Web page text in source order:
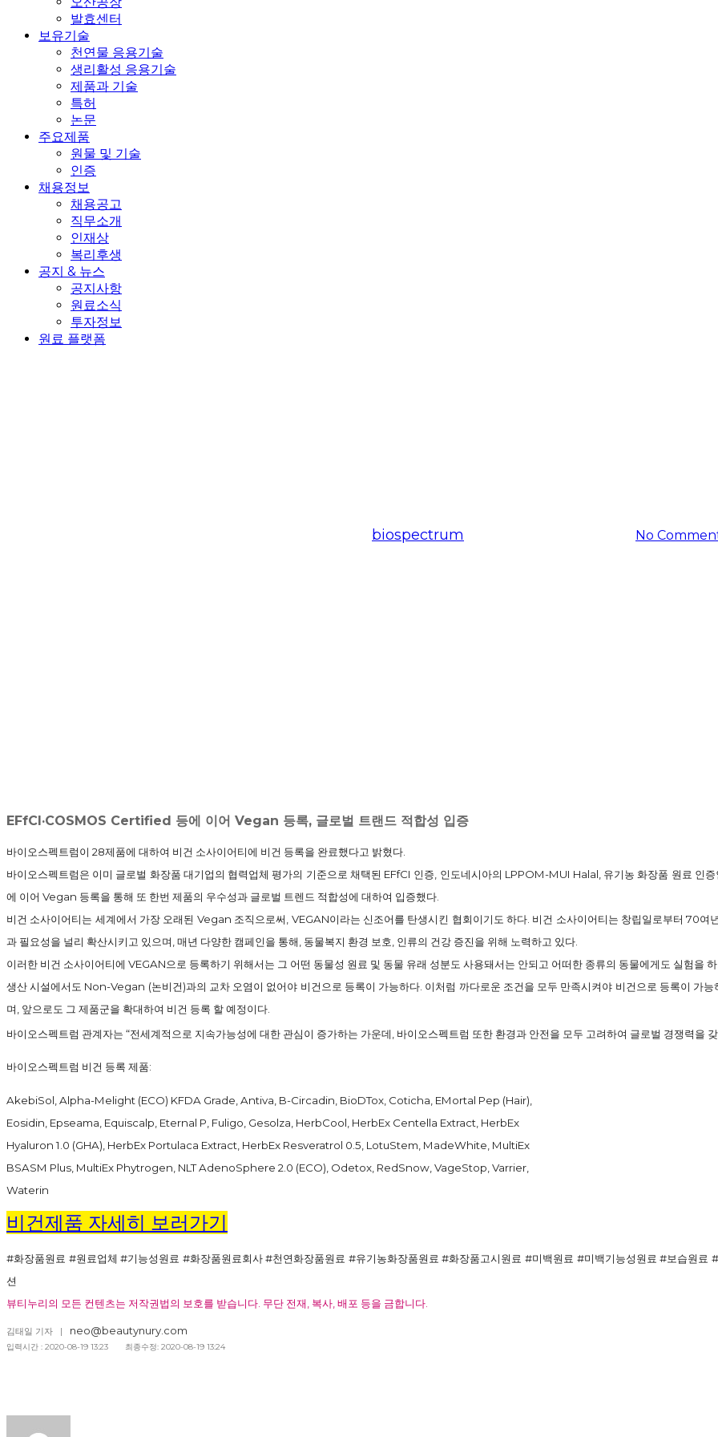
발효센터
보유기술
천연물 응용기술
생리활성 응용기술
제품과 기술
특허
논문
주요제품
원물 및 기술
인증
채용정보
채용공고
직무소개
인재상
복리후생
공지 & 뉴스
공지사항
원료소식
투자정보
원료 플랫폼
biospectrum No
EFfCI·COSMOS Certified 등에 이어 Vegan 등록, 글로벌 트랜드 적합성 입증
바이오스펙트럼이 28제품에 대하여 비건 소사이어티에 비건 등록을 완료했다고 밝혔다.
바이오스펙트럼은 이미 글로벌 화장품 대기업의 협력업체 평가의 기준으로 채택된 EFfCI 인증, 인도네시아의 LPPOM-MUI Halal, 유기농 화장품 원료
에 이어 Vegan 등록을 통해 또 한번 제품의 우수성과 글로벌 트렌드 적합성에 대하여 입증했다.
비건 소사이어티는 세계에서 가장 오래된 Vegan 조직으로써, VEGAN이라는 신조어를 탄생시킨 협회이기도 하다. 비건 소사이어티는 창립일로부터 70여
과 필요성을 널리 확산시키고 있으며, 매년 다양한 캠페인을 통해, 동물복지 환경 보호, 인류의 건강 증진을 위해 노력하고 있다.
이러한 비건 소사이어티에 VEGAN으로 등록하기 위해서는 그 어떤 동물성 원료 및 동물 유래 성분도 사용돼서는 안되고 어떠한 종류의 동물에게도 실험을
생산 시설에서도 Non-Vegan (논비건)과의 교차 오염이 없어야 비건으로 등록이 가능하다. 이처럼 까다로운 조건을 모두 만족시켜야 비건으로 등록이 가
며, 앞으로도 그 제품군을 확대하여 비건 등록 할 예정이다.
바이오스펙트럼 관계자는 “전세계적으로 지속가능성에 대한 관심이 증가하는 가운데, 바이오스펙트럼 또한 환경과 안전을 모두 고려하여 글로벌 경쟁력을
바이오스펙트럼 비건 등록 제품:
AkebiSol, Alpha-Melight (ECO) KFDA Grade, Antiva, B-Circadin, BioDTox, Coticha, EMortal Pep (Hair),
Eosidin, Epseama, Equiscalp, Eternal P, Fuligo, Gesolza, HerbCool, HerbEx Centella Extract, HerbEx
Hyaluron 1.0 (GHA), HerbEx Portulaca Extract, HerbEx Resveratrol 0.5, LotuStem, MadeWhite, MultiEx
BSASM Plus, MultiEx Phytrogen, NLT AdenoSphere 2.0 (ECO), Odetox, RedSnow, VageStop, Varrier,
Waterin
비건제품 자세히 보러가기
#화장품원료 #원료업체 #기능성원료 #화장품원료회사 #천연화장품원료 #유기농화장품원료 #화장품고시원료 #미백원료 #미백기능성원료 #보습원
션
뷰티누리의 모든 컨텐츠는 저작권법의 보호를 받습니다. 무단 전재, 복사, 배포 등을 금합니다.
김태일 기자 | neo@beautynury.com
입력시간 : 2020-08-19 13:23 최종수정: 2020-08-19 13:24